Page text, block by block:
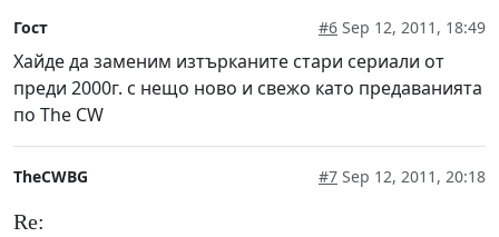
Гост #6 Sep 12, 2011, 18:49
Хайде да заменим изтърканите стари сериали от
преди 2000г. с нещо ново и свежо като предаванията
по The CW
TheCWBG #7 Sep 12, 2011, 20:18
Re: